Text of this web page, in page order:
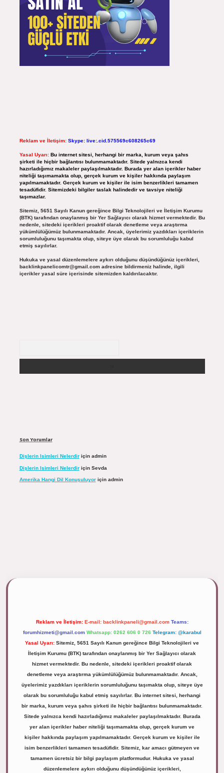
Reklam ve İletişim: Skype: live:.cid.575569c608265c69
Yasal Uyarı: Bu internet sitesi, herhangi bir marka, kurum veya şahıs
şirketi ile hiçbir bağlantısı bulunmamaktadır. Sitede yalnızca kendi
hazırladığımız makaleler paylaşılmaktadır. Burada yer alan içerikler haber
niteliği taşımamakta olup, gerçek kurum ve kişiler hakkında paylaşım
yapılmamaktadır. Gerçek kurum ve kişiler ile isim benzerlikleri tamamen
tesadüfidir. Sitemizdeki bilgiler taslak halindedir ve tavsiye niteliği
taşımazlar.
Sitemiz, 5651 Sayılı Kanun gereğince Bilgi Teknolojileri ve İletişim Kurumu
(BTK) tarafından onaylanmış bir Yer Sağlayıcı olarak hizmet vermektedir. Bu
nedenle, sitedeki içerikleri proaktif olarak denetleme veya araştırma
yükümlülüğümüz bulunmamaktadır. Ancak, üyelerimiz yazdıkları içeriklerin
sorumluluğunu taşımakta olup, siteye üye olarak bu sorumluluğu kabul
etmiş sayılırlar.
Hukuka ve yasal düzenlemelere aykırı olduğunu düşündüğünüz içerikleri,
backlinkpanelicomtr@gmail.comadresine bildirmeniz halinde, ilgili
içerikler yasal süre içerisinde sitemizden kaldırılacaktır.
Son Yorumlar
Dişlerin Isimleri Nelerdiriçin admin
Dişlerin Isimleri Nelerdiriçin Sevda
Amerika Hangi Dil Konuşuluyoriçin admin
Reklam ve İletişim: E-mail: backlinkpaneli@gmail.com Teams:
forumhizmeti@gmail.com Whatsapp: 0262 606 0 726 Telegram: @karabul
Yasal Uyarı: Sitemiz, 5651 Sayılı Kanun gereğince Bilgi Teknolojileri ve
İletişim Kurumu (BTK) tarafından onaylanmış bir Yer Sağlayıcı olarak
hizmet vermektedir. Bu nedenle, sitedeki içerikleri proaktif olarak
denetleme veya araştırma yükümlülüğümüz bulunmamaktadır. Ancak,
üyelerimiz yazdıkları içeriklerin sorumluluğunu taşımakta olup, siteye üye
olarak bu sorumluluğu kabul etmiş sayılırlar. Bu internet sitesi, herhangi
bir marka, kurum veya şahıs şirketi ile hiçbir bağlantısı bulunmamaktadır.
Sitede yalnızca kendi hazırladığımız makaleler paylaşılmaktadır. Burada
yer alan içerikler haber niteliği taşımamakta olup, gerçek kurum ve
kişiler hakkında paylaşım yapılmamaktadır. Gerçek kurum ve kişiler ile
isim benzerlikleri tamamen tesadüfidir. Sitemiz, kar amacı gütmeyen ve
tamamen ücretsiz bir bilgi paylaşım platformudur. Hukuka ve yasal
düzenlemelere aykırı olduğunu düşündüğünüz içerikleri,